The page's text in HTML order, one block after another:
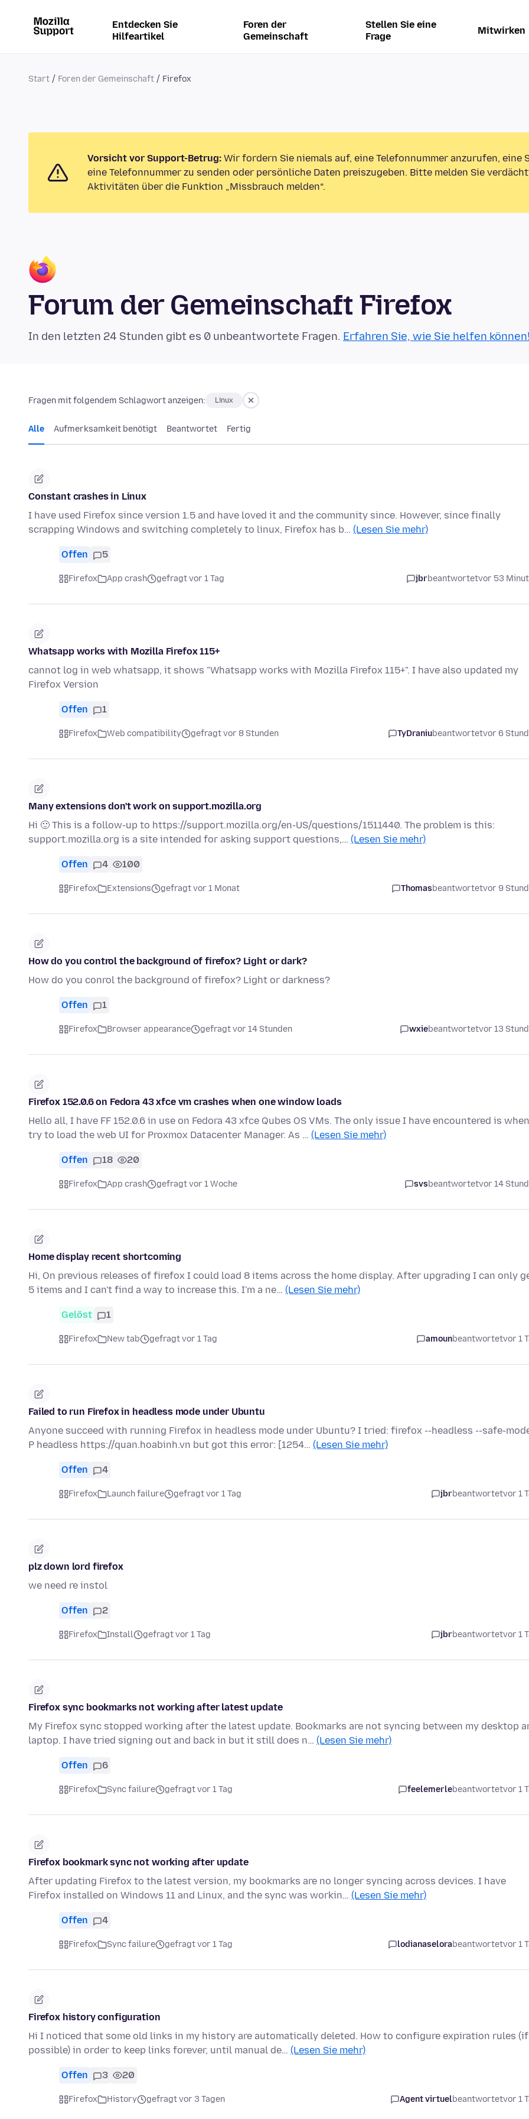
Entdecken Sie
Hilfeartikel
Foren der
Gemeinschaft
Stellen Sie eine
Frage
Mitwirken
Start Foren der Gemeinschaft Firefox
Vorsicht vor Support-Betrug: Wir fordern Sie niemals auf, eine Telefonnummer anzurufen, eine
eine Telefonnummer zu senden oder persönliche Daten preiszugeben. Bitte melden Sie
Aktivitäten über die Funktion „Missbrauch melden“.
Forum der Gemeinschaft Firefox
In den letzten 24 Stunden gibt es 0 unbeantwortete Fragen. Erfahren Sie, wie Sie helfen können!
Fragen mit folgendem Schlagwort anzeigen: Linux
Alle Aufmerksamkeit benötigt Beantwortet Fertig
Constant crashes in Linux
I have used Firefox since version 1.5 and have loved it and the community since. However, since finally
scrapping Windows and switching completely to linux, Firefox has b… (Lesen Sie mehr)
Offen 5
Firefox App crash gefragt vor 1 Tag jbrbeantwortetvor 53
Whatsapp works with Mozilla Firefox 115+
cannot log in web whatsapp, it shows "Whatsapp works with Mozilla Firefox 115+". I have also updated my
Firefox Version
Offen 1
Firefox Web compatibility gefragt vor 8 Stunden TyDraniubeantwortetvor 6
Many extensions don't work on support.mozilla.org
Hi 🙂 This is a follow-up to https://support.mozilla.org/en-US/questions/1511440. The problem is this:
support.mozilla.org is a site intended for asking support questions,… (Lesen Sie mehr)
Offen 4 100
Firefox Extensions gefragt vor 1 Monat Thomasbeantwortetvor 9
How do you control the background of firefox? Light or dark?
How do you conrol the background of firefox? Light or darkness?
Offen 1
Firefox Browser appearance gefragt vor 14 Stunden wxiebeantwortetvor 13
Firefox 152.0.6 on Fedora 43 xfce vm crashes when one window loads
Hello all, I have FF 152.0.6 in use on Fedora 43 xfce Qubes OS VMs. The only issue I have encountered is
try to load the web UI for Proxmox Datacenter Manager. As … (Lesen Sie mehr)
Offen 18 20
Firefox App crash gefragt vor 1 Woche svsbeantwortetvor 14
Home display recent shortcoming
Hi, On previous releases of firefox I could load 8 items across the home display. After upgrading I can only
5 items and I can't find a way to increase this. I'm a ne… (Lesen Sie mehr)
Gelöst 1
Firefox New tab gefragt vor 1 Tag amounbeantwortetvor 1
Failed to run Firefox in headless mode under Ubuntu
Anyone succeed with running Firefox in headless mode under Ubuntu? I tried: firefox --headless --safe-
P headless https://quan.hoabinh.vn but got this error: [1254… (Lesen Sie mehr)
Offen 4
Firefox Launch failure gefragt vor 1 Tag jbrbeantwortetvor 1
plz down lord firefox
we need re instol
Offen 2
Firefox Install gefragt vor 1 Tag jbrbeantwortetvor 1
Firefox sync bookmarks not working after latest update
My Firefox sync stopped working after the latest update. Bookmarks are not syncing between my desktop
laptop. I have tried signing out and back in but it still does n… (Lesen Sie mehr)
Offen 6
Firefox Sync failure gefragt vor 1 Tag feelemerlebeantwortetvor 1
Firefox bookmark sync not working after update
After updating Firefox to the latest version, my bookmarks are no longer syncing across devices. I have
Firefox installed on Windows 11 and Linux, and the sync was workin… (Lesen Sie mehr)
Offen 4
Firefox Sync failure gefragt vor 1 Tag lodianaselorabeantwortetvor 1
Firefox history configuration
Hi I noticed that some old links in my history are automatically deleted. How to configure expiration rules (if
possible) in order to keep links forever, until manual de… (Lesen Sie mehr)
Offen 3 20
Firefox History gefragt vor 3 Tagen Agent virtuelbeantwortetvor 1